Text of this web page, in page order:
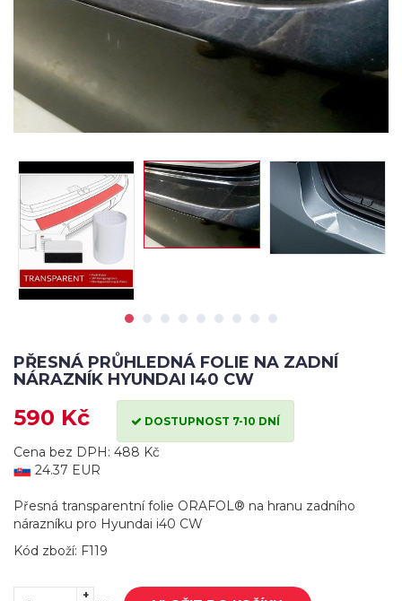
PŘESNÁ PRŮHLEDNÁ FOLIE NA ZADNÍ
NÁRAZNÍK HYUNDAI I40 CW
590 Kč DOSTUPNOST 7-10 DNÍ
Cena bez DPH: 488 Kč
24.37 EUR
Přesná transparentní folie ORAFOL® na hranu zadního
nárazníku pro Hyundai i40 CW
Kód zboží: F119
+